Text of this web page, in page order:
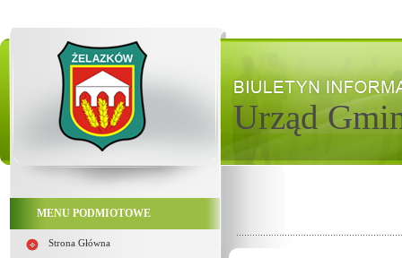
Urząd
MENU PODMIOTOWE
Strona Główna